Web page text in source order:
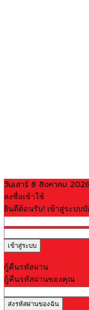
วันเสาร์ 8 สิงหาคม
ลงชื่อเข้าใช้
ยินดีต้อนรับ! เข้าสู่ระบ
กู้คืนรหัสผ่าน
กู้คืนรหัสผ่านของคุณ